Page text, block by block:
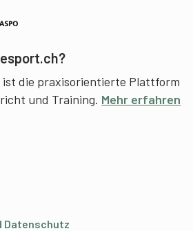
die praxisorientierte Plattform
und Training. Mehr erfahren
Datenschutz